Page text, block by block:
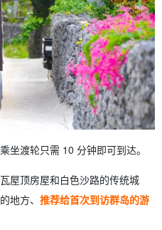
坐渡轮只需 10 分钟即可到达。
屋顶房屋和白色沙路的传统城
地方、 推荐给首次到访群岛的游